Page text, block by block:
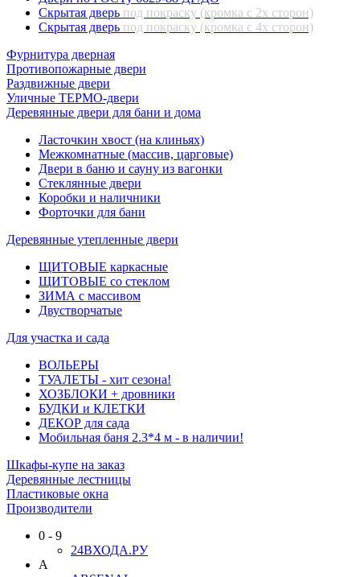
Скрытая дверь под покраску (кромка с 2х сторон)
Скрытая дверь под покраску (кромка с 4х сторон)
Фурнитура дверная
Противопожарные двери
Раздвижные двери
Уличные ТЕРМО-двери
Деревянные двери для бани и дома
Ласточкин хвост (на клиньях)
Межкомнатные (массив, царговые)
Двери в баню и сауну из вагонки
Стеклянные двери
Коробки и наличники
Форточки для бани
Деревянные утепленные двери
ЩИТОВЫЕ каркасные
ЩИТОВЫЕ со стеклом
ЗИМА с массивом
Двустворчатые
Для участка и сада
ВОЛЬЕРЫ
ТУАЛЕТЫ - хит сезона!
ХОЗБЛОКИ + дровники
БУДКИ и КЛЕТКИ
ДЕКОР для сада
Мобильная баня 2.3*4 м - в наличии!
Шкафы-купе на заказ
Деревянные лестницы
Пластиковые окна
Производители
0 - 9
24ВХОДА.РУ
A